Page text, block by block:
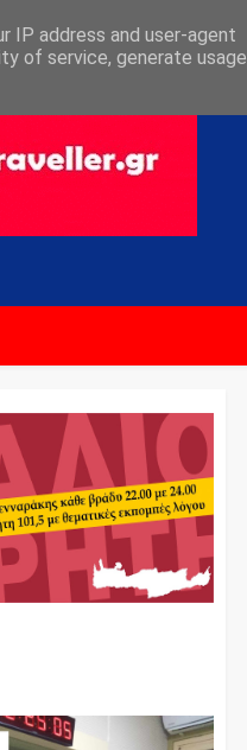
IP address and user-agent
of service, generate usage